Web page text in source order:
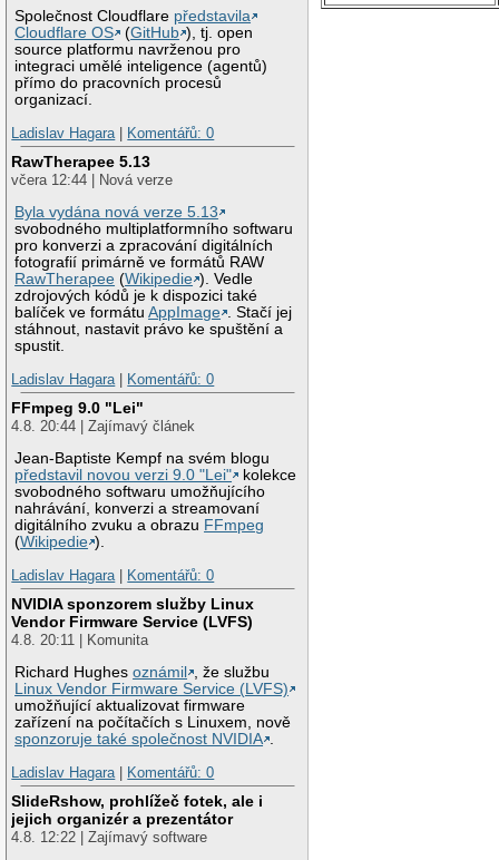
Společnost Cloudflare představila
Cloudflare OS
(GitHub ), tj. open
source platformu navrženou pro
integraci umělé inteligence (agentů)
přímo do pracovních procesů
organizací.
Ladislav Hagara
Komentářů: 0
RawTherapee 5.13
včera 12:44 | Nová verze
Byla vydána nová verze 5.13
svobodného multiplatformního softwaru
pro konverzi a zpracování digitálních
fotografií primárně ve formátů RAW
RawTherapee (Wikipedie ). Vedle
zdrojových kódů je k dispozici také
balíček ve formátuAppImage . Stačí jej
stáhnout, nastavit právo ke spuštění a
spustit.
Ladislav Hagara
Komentářů: 0
FFmpeg 9.0 "Lei"
4.8. 20:44 | Zajímavý článek
Jean-Baptiste Kempf na svém blogu
představil novou verzi 9.0 "Lei"
kolekce
svobodného softwaru umožňujícího
nahrávání, konverzi a streamovaní
digitálního zvuku a obrazu FFmpeg
(Wikipedie ).
Ladislav Hagara
Komentářů: 0
NVIDIA sponzorem služby Linux
Vendor Firmware Service (LVFS)
4.8. 20:11 | Komunita
Richard Hughesoznámil
, že službu
Linux Vendor Firmware Service (LVFS)
umožňující aktualizovat firmware
zařízení na počítačích s Linuxem, nově
sponzoruje také společnost NVIDIA .
Ladislav Hagara | Komentářů: 0
SlideRshow, prohlížeč fotek, ale i
jejich organizér a prezentátor
4.8. 12:22 | Zajímavý software